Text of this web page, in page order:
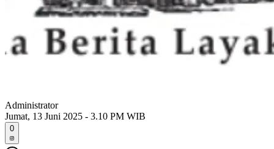
Administrator
Jumat, 13 Juni 2025 - 3.10 PM WIB
0